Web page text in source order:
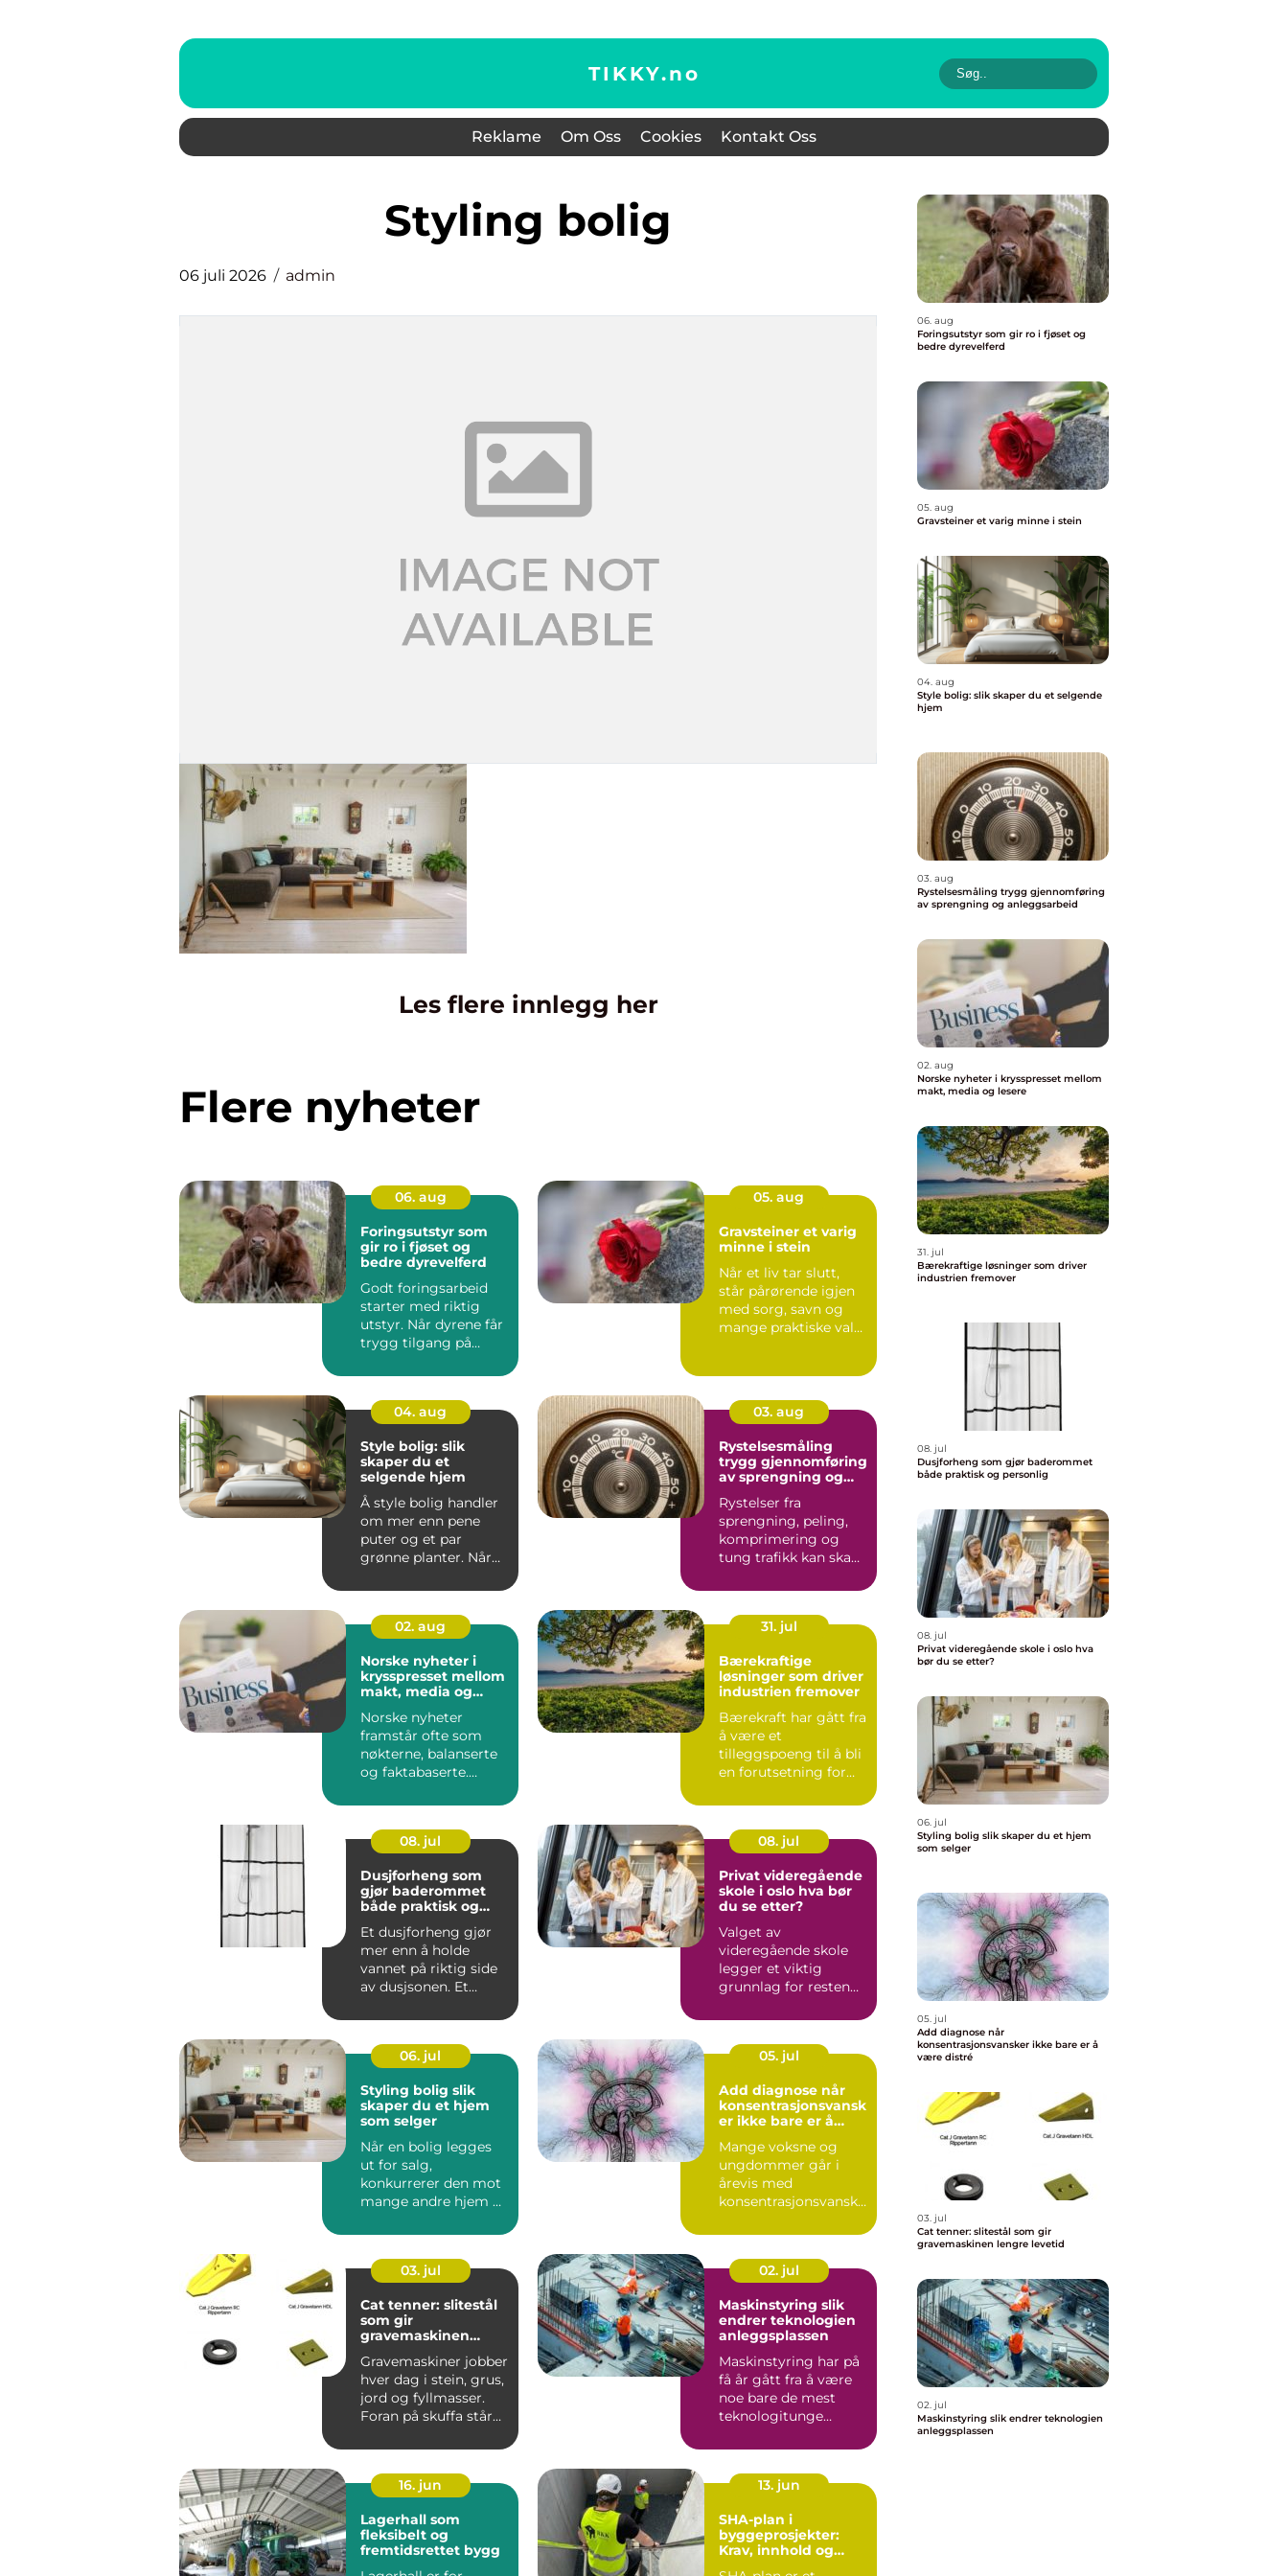
TIKKY.no
Reklame Om Oss Cookies Kontakt Oss
styling bolig
06 juli 2026 admin
Les flere innlegg her
Flere nyheter
06. aug
Foringsutstyr som
gir ro i fjøset og
bedre dyrevelferd
Godt foringsarbeid
starter med riktig
utstyr. Når dyrene får
trygg tilgang på
tilskudd,...
05. aug
Gravsteiner et varig
minne i stein
Når et liv tar slutt,
står pårørende igjen
med sorg, savn og
mange praktiske valg.
04. aug
Style bolig: slik
skaper du et
selgende hjem
Å style bolig handler
om mer enn pene
puter og et par
grønne planter. Når
marked...
03. aug
Rystelsesmåling
trygg gjennomføring
av sprengning og
Rystelser fra
sprengning, peling,
komprimering og
tung trafikk kan skape
og bygg...
02. aug
Norske nyheter i
krysspresset mellom
makt, media og
Norske nyheter
framstår ofte som
nøkterne, balanserte
og faktabaserte.
nyhetsbildet a...
31. jul
Bærekraftige
løsninger som driver
industrien fremover
Bærekraft har gått fra
å være et
tilleggspoeng til å bli
en forutsetning for
Myndi...
08. jul
Dusjforheng som
gjør baderommet
både praktisk og
Et dusjforheng gjør
mer enn å holde
vannet på riktig side
av dusjsonen. Et
kan gi ...
08. jul
Privat videregående
skole i oslo hva bør
du se etter?
Valget av
videregående skole
legger et viktig
grunnlag for resten
Mange ser derf...
06. jul
Styling bolig slik
skaper du et hjem
som selger
Når en bolig legges
ut for salg,
konkurrerer den mot
mange andre hjem på
scroller ...
05. jul
Add diagnose når
konsentrasjonsvansk
er ikke bare er å
Mange voksne og
ungdommer går i
årevis med
konsentrasjonsvanske
hvorfor. De oppleves
03. jul
Cat tenner: slitestål
som gir
gravemaskinen
Gravemaskiner jobber
hver dag i stein, grus,
jord og fyllmasser.
Foran på skuffa står
02. jul
Maskinstyring slik
endrer teknologien
anleggsplassen
Maskinstyring har på
få år gått fra å være
noe bare de mest
teknologitunge
brukte, ti...
16. jun
Lagerhall som
fleksibelt og
fremtidsrettet bygg
13. jun
SHA-plan i
byggeprosjekter:
Krav, innhold og
06. aug
Foringsutstyr som gir ro i fjøset og
bedre dyrevelferd
05. aug
Gravsteiner et varig minne i stein
04. aug
Style bolig: slik skaper du et selgende
hjem
03. aug
Rystelsesmåling trygg gjennomføring
av sprengning og anleggsarbeid
02. aug
Norske nyheter i krysspresset mellom
makt, media og lesere
31. jul
Bærekraftige løsninger som driver
industrien fremover
08. jul
Dusjforheng som gjør baderommet
både praktisk og personlig
08. jul
Privat videregående skole i oslo hva
bør du se etter?
06. jul
Styling bolig slik skaper du et hjem
som selger
05. jul
Add diagnose når
konsentrasjonsvansker ikke bare er å
være distré
03. jul
Cat tenner: slitestål som gir
gravemaskinen lengre levetid
02. jul
Maskinstyring slik endrer teknologien
anleggsplassen